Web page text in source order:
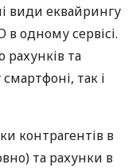
види еквайрингу
одному сервісі.
рахунків та
так і
контрагентів в
та рахунки в